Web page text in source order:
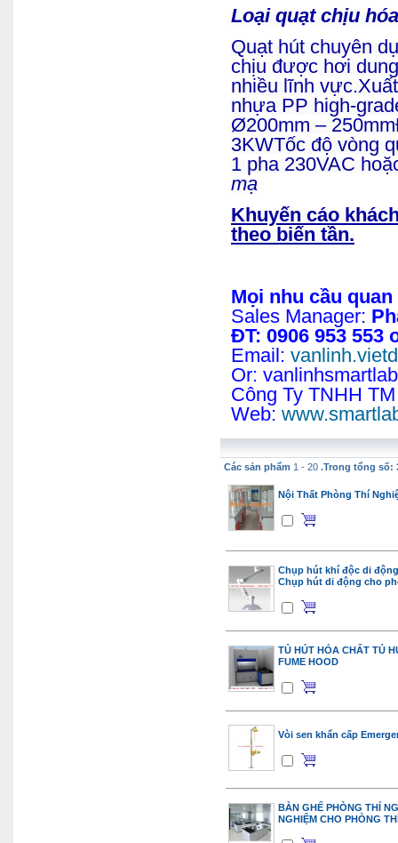
Loại quạt chịu
Quạt hút chuyên
chịu được hơi
nhiều lĩnh vực.
nhựa PP high-
Ø200mm – 250mm
3KWTốc độ vòng
1 pha 230VAC
mạ
Khuyến cáo
theo biến tần.
Mọi nhu cầu
Sales Manager:
ĐT: 0906 953 553
Email:
Or:
Công Ty TNHH
Web:
Các sản phẩm 1 - 20 .Trong tổng số:
Nội Thất Phòng Thí
Chụp hút khí độc di
Chụp hút di động cho
TỦ HÚT HÓA CHẤT TỦ
FUME HOOD
Vòi sen khẩn cấp
BÀN GHẾ PHÒNG THÍ
NGHIỆM CHO PHÒNG